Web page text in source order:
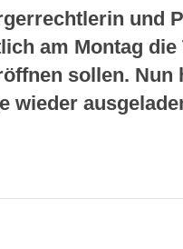
und
am Montag
sollen. Nun
wieder